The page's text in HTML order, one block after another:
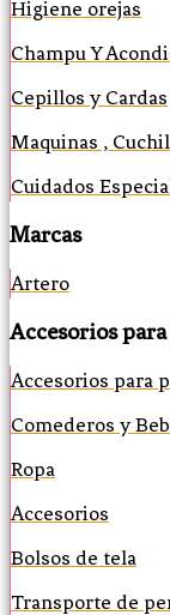
Higiene orejas
Champu Y
Cepillos y Cardas
Maquinas ,
Cuidados
Marcas
Artero
Accesorios
Accesorios para
Comederos y
Ropa
Accesorios
Bolsos de tela
Transporte de